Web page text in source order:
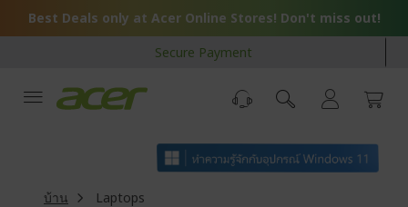
Best Deals only at Acer Online Stores! Don't miss out!
Secure Payment
บ้าน Laptops